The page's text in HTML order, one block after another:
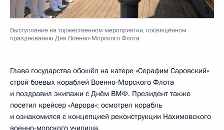
Выступление на торжественном мероприятии, посвящённом
празднованию Дня Военно-Морского Флота
Глава государства обошёл на катере «Серафим Саровский»
строй боевых кораблей Военно-Морского Флота
и поздравил экипажи с Днём ВМФ. Президент также
посетил крейсер «Аврора»: осмотрел корабль
и ознакомился с концепцией реконструкции Нахимовского
военно-морского училища.